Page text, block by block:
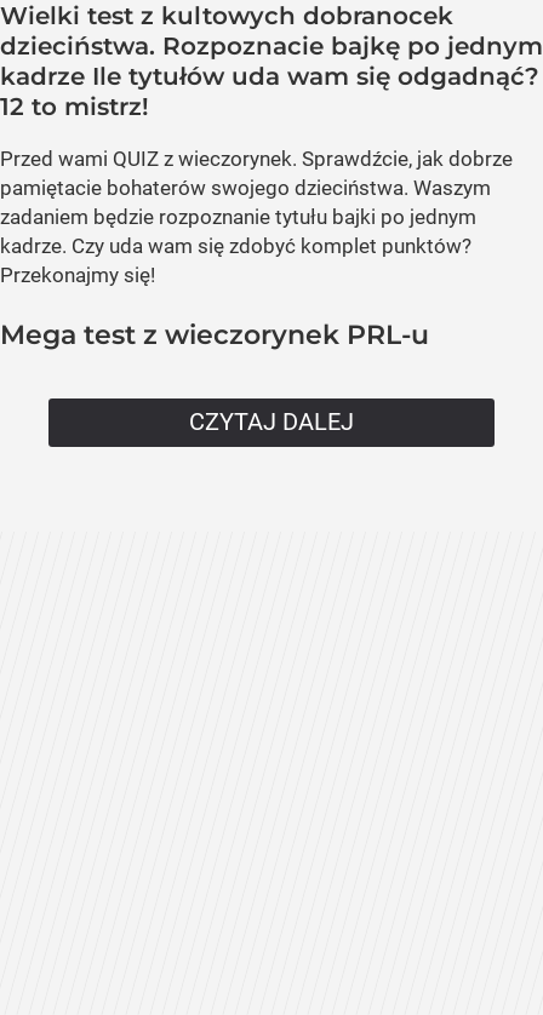
Wielki test z kultowych dobranocek
dzieciństwa. Rozpoznacie bajkę po jednym
kadrze Ile tytułów uda wam się odgadnąć?
12 to mistrz!
Przed wami QUIZ z wieczorynek. Sprawdźcie, jak dobrze
pamiętacie bohaterów swojego dzieciństwa. Waszym
zadaniem będzie rozpoznanie tytułu bajki po jednym
kadrze. Czy uda wam się zdobyć komplet punktów?
Przekonajmy się!
Mega test z wieczorynek PRL-u
CZYTAJ DALEJ